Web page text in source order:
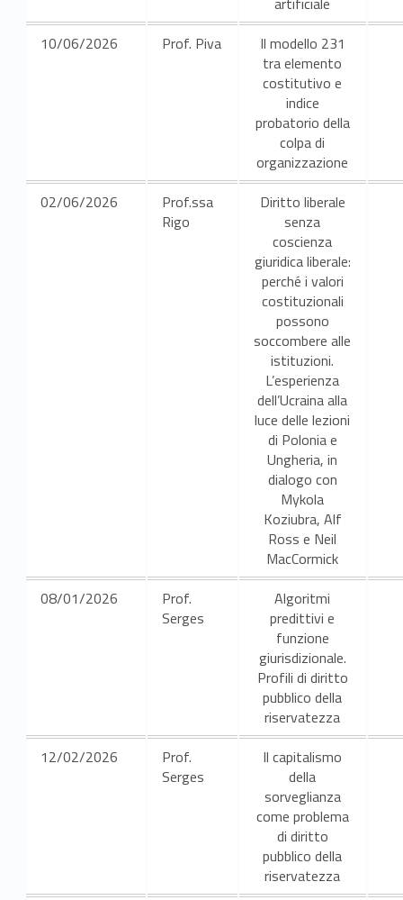
i
6
10/06/2026
Prof. Piva
Il modello 231
tra elemento
costitutivo e
indice
probatorio della
colpa di
organizzazione
02/06/2026
Prof.ssa
Rigo
Diritto liberale
senza
coscienza
giuridica liberale:
perché i valori
costituzionali
possono
soccombere alle
istituzioni.
L’esperienza
dell’Ucraina alla
luce delle lezioni
di Polonia e
Ungheria, in
dialogo con
Mykola
Koziubra, Alf
Ross e Neil
MacCormick
08/01/2026
Prof.
Serges
Algoritmi
predittivi e
funzione
giurisdizionale.
Profili di diritto
pubblico della
riservatezza
12/02/2026
Prof.
Serges
Il capitalismo
della
sorveglianza
come problema
di diritto
pubblico della
riservatezza